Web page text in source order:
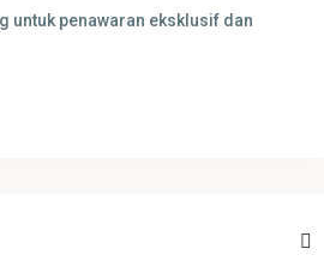
untuk penawaran eksklusif dan